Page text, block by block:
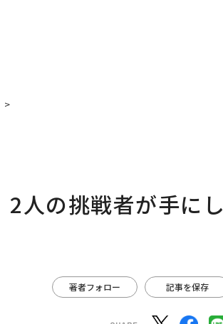
人の挑戦者が手にし
著者フォロー 記事を保存